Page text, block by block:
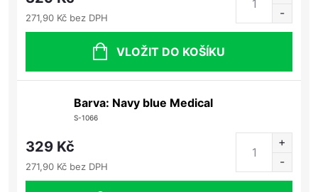
271,90 Kč bez DPH
VLOŽIT DO KOŠÍKU
Barva: Navy blue Medical
S-1066
329 Kč
271,90 Kč bez DPH